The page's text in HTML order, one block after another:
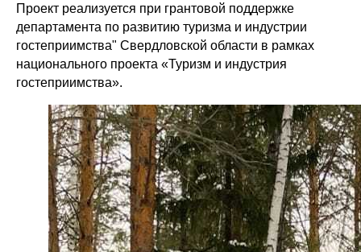
Проект реализуется при грантовой поддержке
департамента по развитию туризма и индустрии
гостеприимства" Свердловской области в рамках
национального проекта «Туризм и индустрия
гостеприимства».